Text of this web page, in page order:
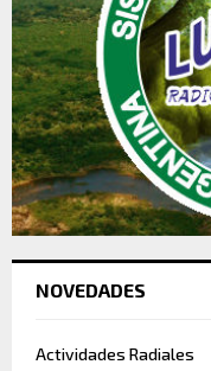
NOVEDADES
Actividades Radiales